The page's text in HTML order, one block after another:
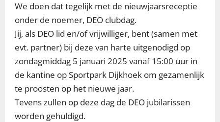
We doen dat tegelijk met de nieuwjaarsreceptie
onder de noemer, DEO clubdag.
Jij, als DEO lid en/of vrijwilliger, bent (samen met
evt. partner) bij deze van harte uitgenodigd op
zondagmiddag 5 januari 2025 vanaf 15:00 uur in
de kantine op Sportpark Dijkhoek om gezamenlijk
te proosten op het nieuwe jaar.
Tevens zullen op deze dag de DEO jubilarissen
worden gehuldigd.